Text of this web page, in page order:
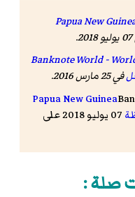
"Papua New
"Banknote World -
في 25 مارس 2016.
Papua New Guinea
07 يوليو 2018 على
صلة :